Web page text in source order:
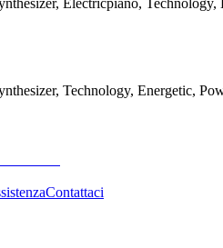
Technology, Energetic,
Contattaci